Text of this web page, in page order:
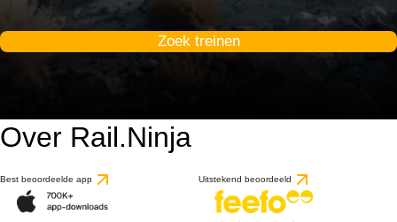
Zoek treinen
Over Rail.Ninja
Best beoordeelde app Uitstekend beoordeeld